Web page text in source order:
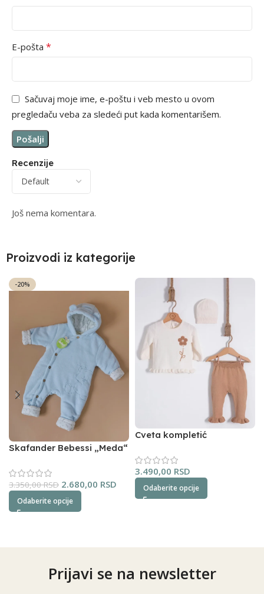
Recenzije
Još nema komentara.
E-pošta *
Sačuvaj moje ime, e-poštu i veb mesto u ovom
pregledaču veba za sledeći put kada komentarišem.
Proizvodi iz kategorije
-20%
Skafander Bebessi „Meda“
3.350,00RSD 2.680,00 RSD
Odaberite opcije
Cveta kompletić
3.490,00 RSD
Odaberite opcije
Prijavi se na newsletter